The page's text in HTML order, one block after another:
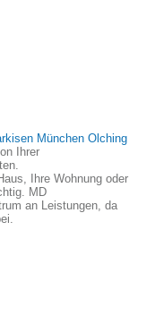
München Olching
Ihrer
Ihre Wohnung oder
MD
an Leistungen, da